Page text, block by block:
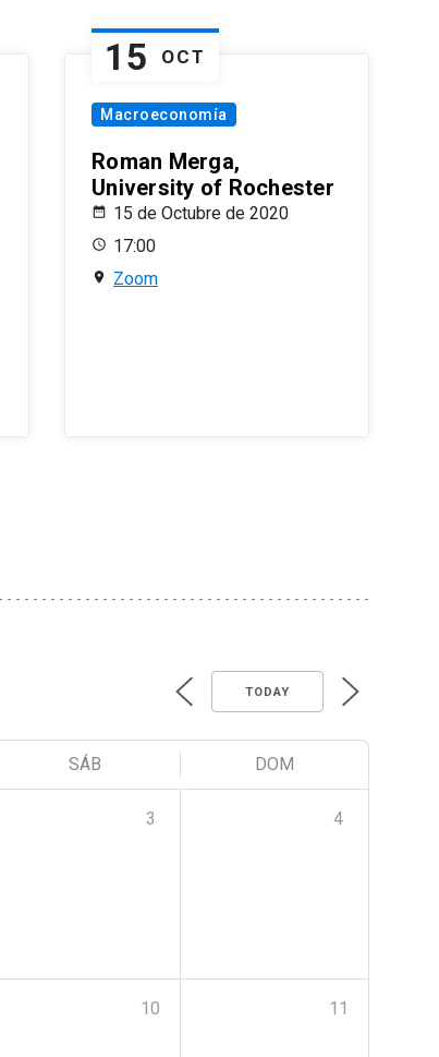
15 OCT
Macroeconomía
Roman Merga,
University of Rochester
15 de Octubre de 2020
17:00
Zoom
TODAY
SÁB DOM
3 4
10 11